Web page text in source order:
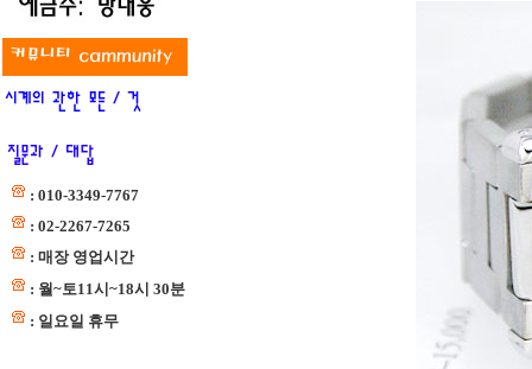
: 010-3349-7767
: 02-2267-7265
: 매장 영업시간
: 월~토11시~18시 30분
: 일요일 휴무